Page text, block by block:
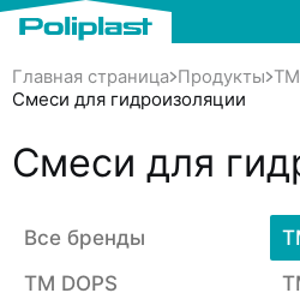
Главная страница Продукты
Смеси для гидроизоляции
Смеси для
Все бренды
TM DOPS